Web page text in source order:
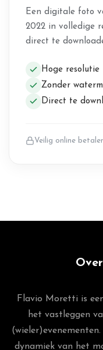
Een digitale foto
2022 in volledige
direct te
Hoge resolutie
Zonder
Direct te
Veilig online
Flavio Moretti is
het vastleggen
dynamiek van het